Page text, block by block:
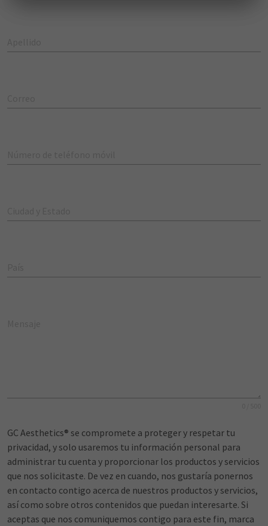
GC Aesthetics® se compromete a proteger y respetar tu
privacidad, y solo usaremos tu información personal para
administrar tu cuenta y proporcionar los productos y servicios
que nos solicitaste. De vez en cuando, nos gustaría ponernos
en contacto contigo acerca de nuestros productos y servicios,
así como sobre otros contenidos que puedan interesarte. Si
aceptas que nos comuniquemos contigo para este fin, marca